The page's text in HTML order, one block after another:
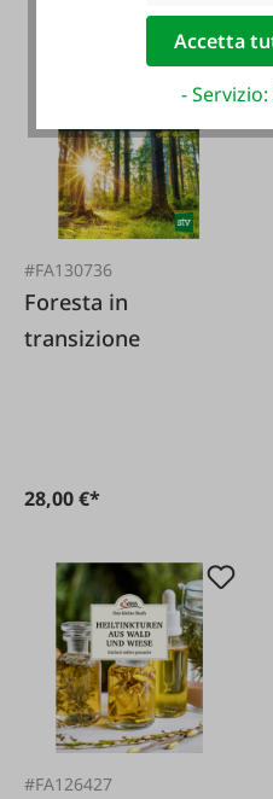
#FA130736
Foresta in
transizione
28,00 €*
#FA126427
Accetta
-